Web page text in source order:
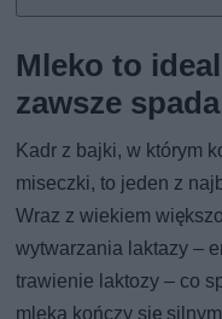
Mleko to
zawsze
Kadr z bajki, w którym
miseczki, to jeden z
Wraz z wiekiem
wytwarzania laktazy –
trawienie laktozy – co
mleka kończy się